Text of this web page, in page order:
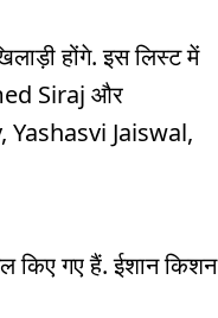
होंगे. इस लिस्ट में
Siraj और
Jaiswal,
किए गए हैं. ईशान किशन